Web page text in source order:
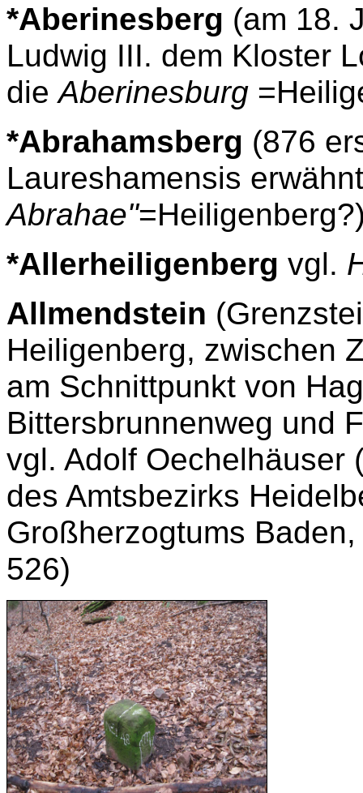
*Aberinesberg (am 18.
Ludwig III. dem Kloster
dieAberinesburg
*Abrahamsberg (876
Laureshamensis
Abrahae"
*Allerheiligenberg vgl.
Allmendstein
Heiligenberg, zwischen
am Schnittpunkt von
Bittersbrunnenweg und
vgl. Adolf Oechelhäuser
des Amtsbezirks
Großherzogtums
526)